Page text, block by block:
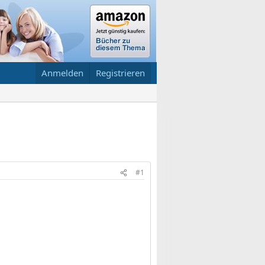
Anmelden Registrieren
#1